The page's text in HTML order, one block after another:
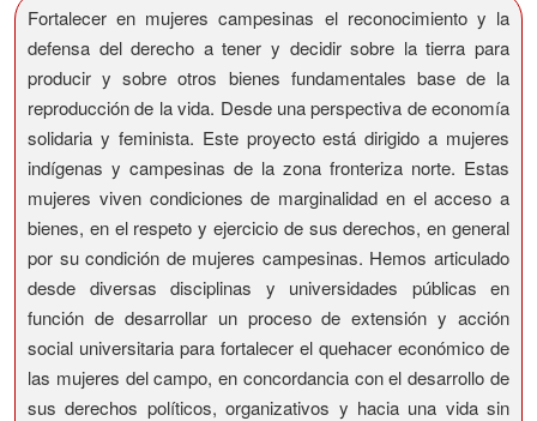
Fortalecer en mujeres campesinas el reconocimiento y la
defensa del derecho a tener y decidir sobre la tierra para
producir y sobre otros bienes fundamentales base de la
reproducción de la vida. Desde una perspectiva de economía
solidaria y feminista. Este proyecto está dirigido a mujeres
indígenas y campesinas de la zona fronteriza norte. Estas
mujeres viven condiciones de marginalidad en el acceso a
bienes, en el respeto y ejercicio de sus derechos, en general
por su condición de mujeres campesinas. Hemos articulado
desde diversas disciplinas y universidades públicas en
función de desarrollar un proceso de extensión y acción
social universitaria para fortalecer el quehacer económico de
las mujeres del campo, en concordancia con el desarrollo de
sus derechos políticos, organizativos y hacia una vida sin